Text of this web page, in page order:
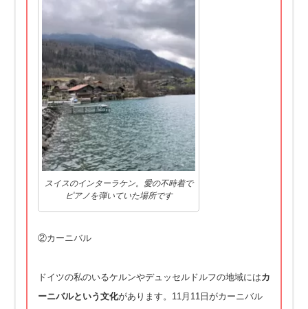
スイスのインターラケン。愛の不時着で
ピアノを弾いていた場所です
②カーニバル
ドイツの私のいるケルンやデュッセルドルフの地域にはカ
ーニバルという文化があります。 11月11日がカーニバル